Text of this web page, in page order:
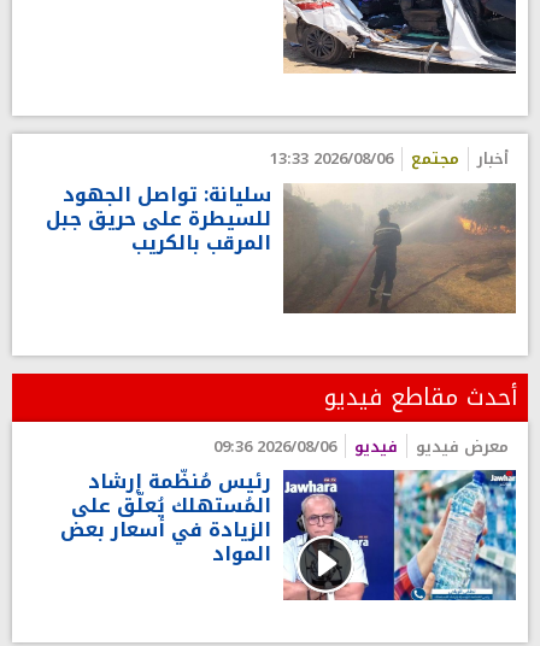
أخبار مجتمع 2026/08/06 13:33
سليانة: تواصل الجهود
للسيطرة على حريق جبل
المرقب بالكريب
أحدث مقاطع فيديو
معرض فيديو فيديو 2026/08/06 09:36
رئيس مُنظّمة إرشاد
المُستهلك يُعلّق على
الزيادة في أسعار بعض
المواد